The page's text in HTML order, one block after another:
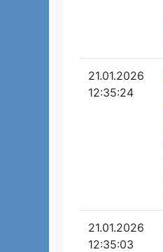
21.01.2026
12:35:24
21.01.2026
12:35:03